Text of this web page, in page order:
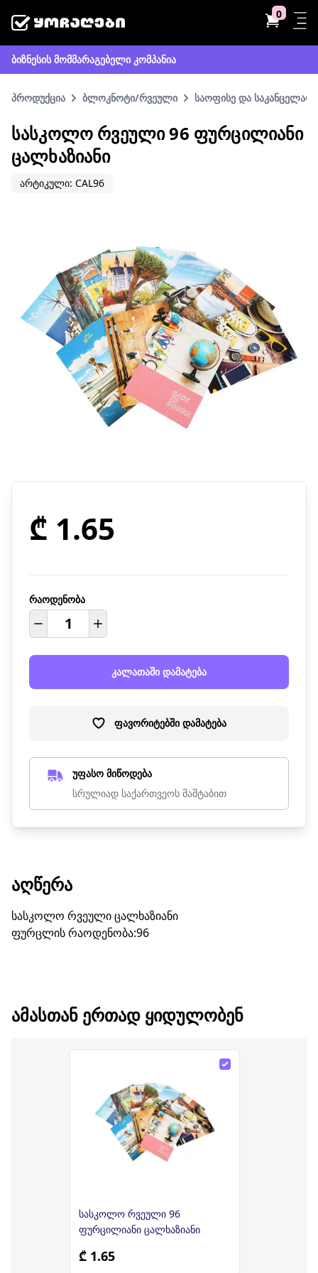
0
ბიზნესის მომმარაგებელი კომპანია
პროდუქცია ბლოკნოტი/რვეული საოფისე და
ᲡᲐᲡᲙᲝᲚᲝ ᲠᲕᲔᲣᲚᲘ 96 ᲤᲣᲠᲪᲘᲚᲘᲐᲜᲘ
ᲪᲐᲚᲮᲐᲖᲘᲐᲜᲘ
არტიკული: CAL96
₾ 1.65
რაოდენობა
კალათაში დამატება
ფავორიტებში დამატება
უფასო მიწოდება
სრულიად საქართვეოს მაშტაბით
ᲐᲦᲬᲔᲠᲐ
სასკოლო რვეული ცალხაზიანი
ფურცლის რაოდენობა:96
ᲐᲛᲐᲡᲗᲐᲜ ᲔᲠᲗᲐᲓ ᲧᲘᲓᲣᲚᲝᲑᲔᲜ
სასკოლო რვეული 96
ფურცილიანი ცალხაზიანი
₾ 1.65